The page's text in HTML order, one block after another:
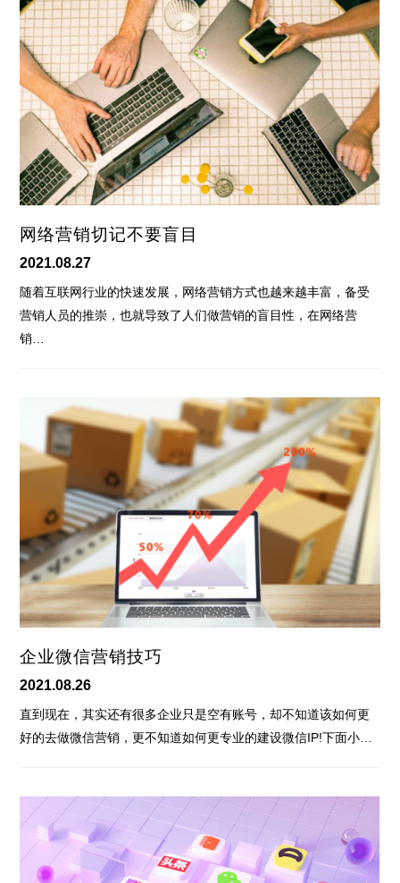
网络营销切记不要盲目
2021.08.27
随着互联网行业的快速发展，网络营销方式也越来越丰富，备受
营销人员的推崇，也就导致了人们做营销的盲目性，在网络营
销…
企业微信营销技巧
2021.08.26
直到现在，其实还有很多企业只是空有账号，却不知道该如何更
好的去做微信营销，更不知道如何更专业的建设微信IP!下面小…